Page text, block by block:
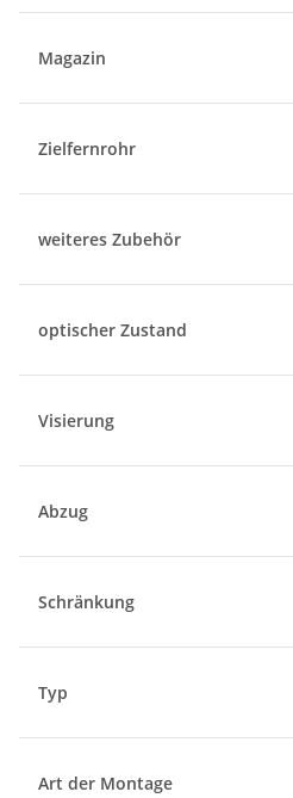
Magazin
Zielfernrohr
weiteres Zubehör
optischer Zustand
Visierung
Abzug
Schränkung
Typ
Art der Montage